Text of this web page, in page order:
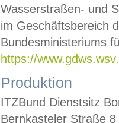
Wasserstraßen- und
im Geschäftsbereich
Bundesministeriums
https://
Produktion
ITZBund Dienstsitz
Bernkasteler Straße 8